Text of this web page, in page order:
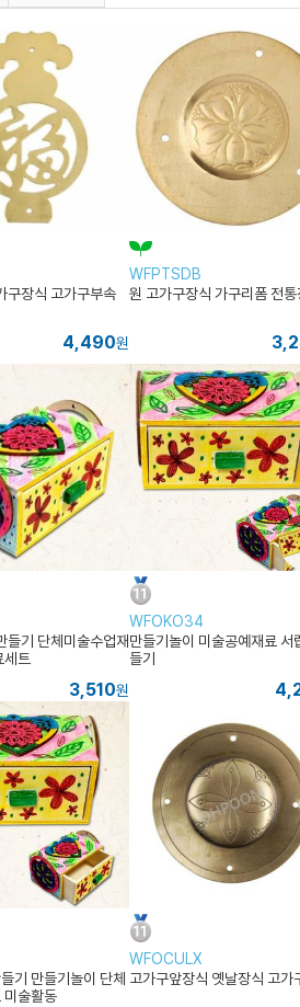
구장식 고가구부속
4,490원
WFPTSDB
원 고가구장식 가구리폼 전통
들기 단체미술수업재
세트
3,510원
WFOKO34
만들기놀이 미술공예재료 서
들기
기 만들기놀이 단체
미술활동
WFOCULX
고가구앞장식 옛날장식 고가